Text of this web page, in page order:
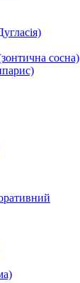
сосна)